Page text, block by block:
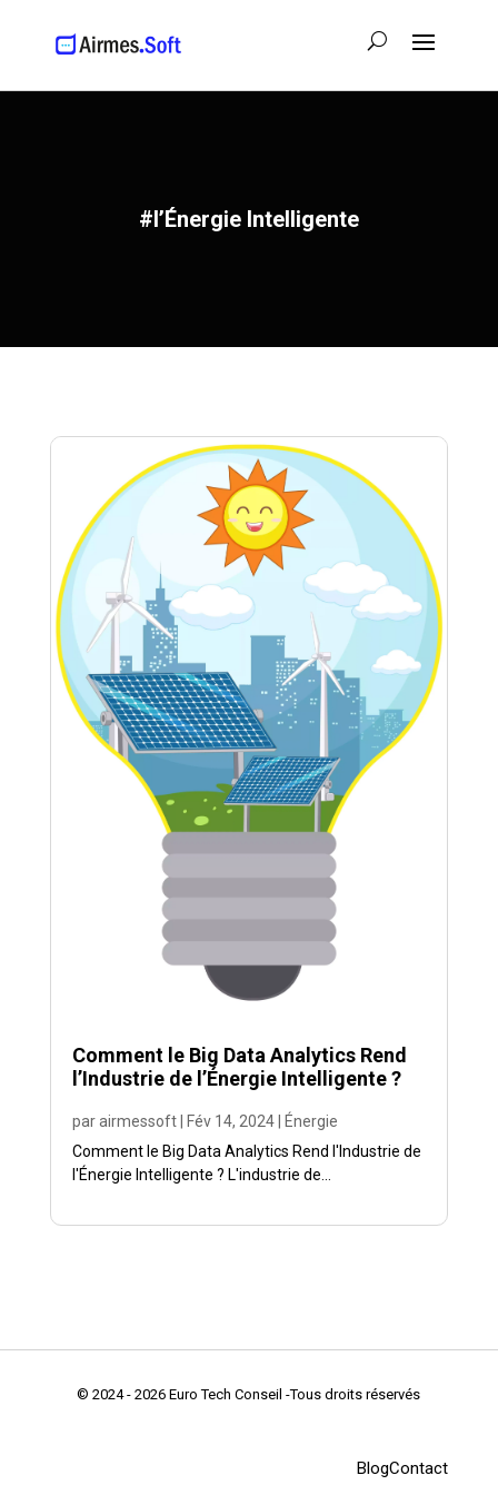
#l’Énergie Intelligente
Comment le Big Data Analytics Rend
l’Industrie de l’Énergie Intelligente ?
parairmessoft| Fév 14, 2024|
Énergie
Comment le Big Data Analytics Rend l'Industrie de
l'Énergie Intelligente ? L'industrie de...
© 2024 - 2026 Euro Tech Conseil -Tous droits réservés
BlogContact